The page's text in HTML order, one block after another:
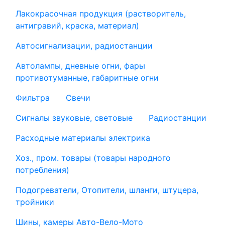
Лакокрасочная продукция (растворитель,
антигравий, краска, материал)
Автосигнализации, радиостанции
Автолампы, дневные огни, фары
противотуманные, габаритные огни
Фильтра
Свечи
Сигналы звуковые, световые
Радиостанции
Расходные материалы электрика
Хоз., пром. товары (товары народного
потребления)
Подогреватели, Отопители, шланги, штуцера,
тройники
Шины, камеры Авто-Вело-Мото